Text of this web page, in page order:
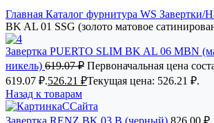
Главная Каталог фурнитура WS Завертки/
BK AL 01 SSG (золото матовое
Завертка PUERTO SLIM BK AL 06 MBN
никель) 619.07₽ Первоначальная цена
619.07 ₽.526.21 ₽Текущая цена: 526.21 ₽.
Назад к товарам